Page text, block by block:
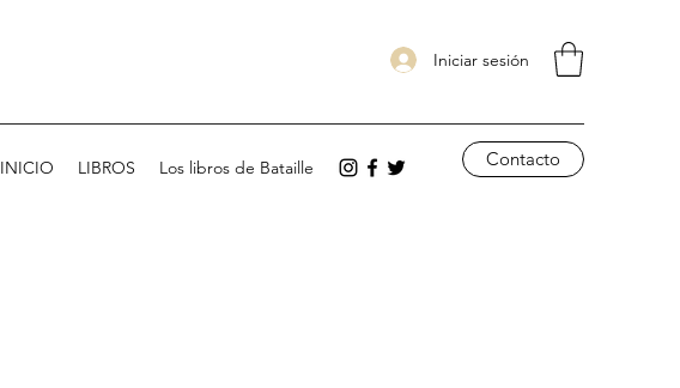
Iniciar sesión
INICIO LIBROS Los libros de Bataille Contacto